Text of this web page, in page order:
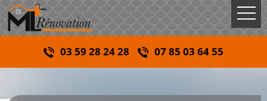
03 59 28 24 28 07 85 03 64 55